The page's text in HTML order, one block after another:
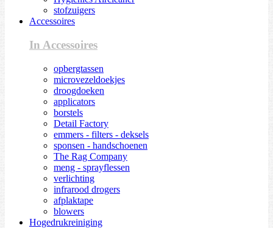
stofzuigers
Accessoires
In Accessoires
opbergtassen
microvezeldoekjes
droogdoeken
applicators
borstels
Detail Factory
emmers - filters - deksels
sponsen - handschoenen
The Rag Company
meng - sprayflessen
verlichting
infrarood drogers
afplaktape
blowers
Hogedrukreiniging